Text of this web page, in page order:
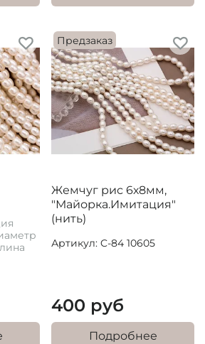
Предзаказ
Жемчуг рис 6х8мм,
"Майорка.Имитация"
(нить)
Артикул: C-84 10605
400 руб
Подробнее